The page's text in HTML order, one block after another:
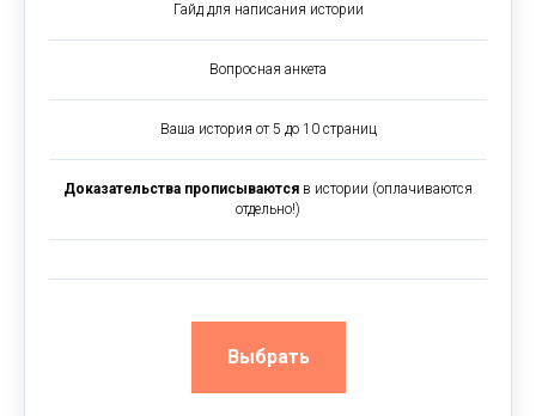
Гайд для написания истории
Вопросная анкета
Ваша история от 5 до 10 страниц
Доказательства прописываются в истории (оплачиваются
отдельно!)
Выбрать